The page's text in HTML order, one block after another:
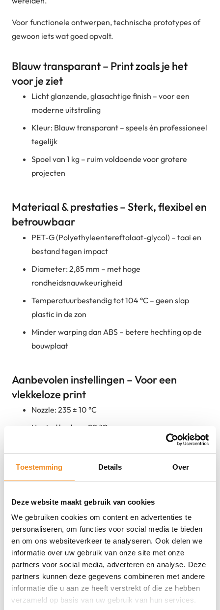
Toestemming Details Over
Deze website maakt gebruik van cookies
We gebruiken cookies om content en advertenties te
personaliseren, om functies voor social media te bieden
en om ons websiteverkeer te analyseren. Ook delen we
informatie over uw gebruik van onze site met onze
partners voor social media, adverteren en analyse. Deze
partners kunnen deze gegevens combineren met andere
informatie die u aan ze heeft verstrekt of die ze hebben
verzameld op basis van uw gebruik van hun services.
Voor functionele ontwerpen, technische prototypes of
gewoon iets wat goed opvalt.
Blauw transparant – Print zoals je het
voor je ziet
Licht glanzende, glasachtige finish – voor een
moderne uitstraling
Kleur: Blauw transparant – speels én professioneel
tegelijk
Spoel van 1 kg – ruim voldoende voor grotere
projecten
Materiaal & prestaties – Sterk, flexibel en
betrouwbaar
PET-G (Polyethyleentereftalaat-glycol) – taai en
bestand tegen impact
Diameter: 2,85 mm – met hoge
rondheidsnauwkeurigheid
Temperatuurbestendig tot 104 °C – geen slap
plastic in de zon
Minder warping dan ABS – betere hechting op de
bouwplaat
Aanbevolen instellingen – Voor een
vlekkeloze print
Nozzle: 235 ± 10 °C
Heated bed: ca. 90 °C
Compatibel met alle gangbare FDM/FFF-printers
Waarom kiezen voor Verbatim 55065
PET-G Blauw Transparant?
Moeiteloos printen met professionele looks
Hoog slagvast, dus geschikt voor functionele prints
Lichtdoorlatende kleur – perfect voor
designprojecten of verlichte onderdelen
Geschikt voor technische modellen, behuizingen of